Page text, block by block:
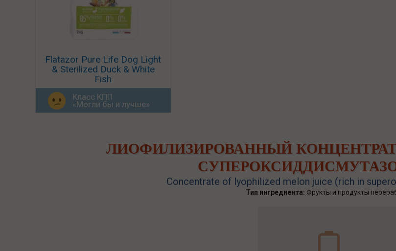
Flatazor Pure Life Dog Light
& Sterilized Duck & White
Fish
Класс КПП
«Могли бы и лучше»
ЛИОФИЛИЗИРОВАННЫЙ
Concentrate of lyophilized melon juice (rich in
Тип ингредиента: Фрукты и продукты